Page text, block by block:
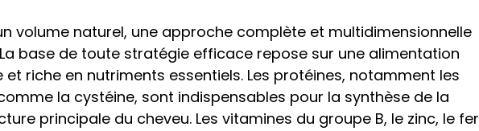
volume naturel, une approche complète et multidimensionnelle
base de toute stratégie efficace repose sur une alimentation
et riche en nutriments essentiels. Les protéines, notamment les
la cystéine, sont indispensables pour la synthèse de la
principale du cheveu. Les vitamines du groupe B, le zinc, le fer